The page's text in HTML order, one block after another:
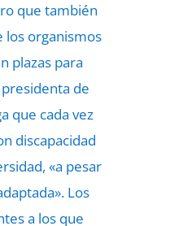
que también
los organismos
plazas para
de
que cada vez
discapacidad
«a pesar
Los
a los que